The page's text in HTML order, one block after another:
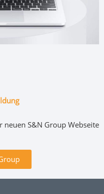
S&N Group Webseite